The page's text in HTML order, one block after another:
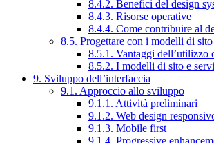
8.4.2. Benefici del design
8.4.3. Risorse operative
8.4.4. Come contribuire al
8.5. Progettare con i modelli di
8.5.1. Vantaggi dell’utilizzo
8.5.2. I modelli di sito e
9. Sviluppo dell’interfaccia
9.1. Approccio allo sviluppo
9.1.1. Attività preliminari
9.1.2. Web design
9.1.3. Mobile first
9.1.4. Progressive